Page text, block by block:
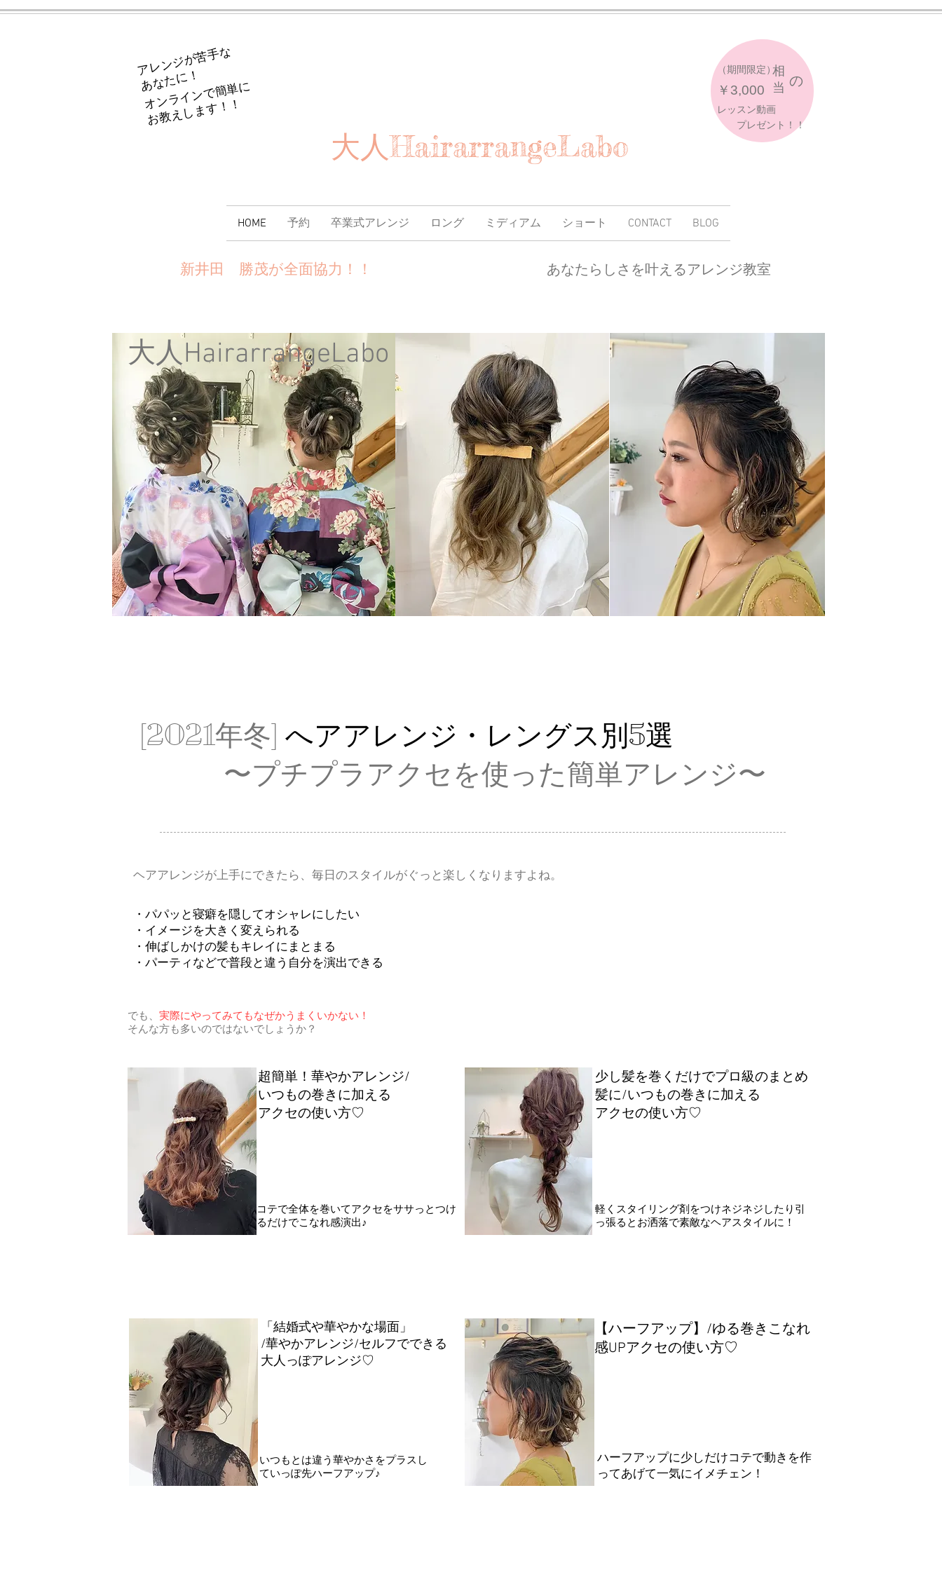
アレンジが苦手な
​あなたに！
オンラインで簡単に
​お教えします！！
大人HairarrangeLabo
​（期間限定）
​￥3,000
相
当 ​の
​レッスン動画
プレゼント！！
HOME 予約 卒業式アレンジ ロング ミディアム ショート CONTACT BLOG
​新井田 勝茂が全面協力！！ あなたらしさを叶えるアレンジ教室
​大人HairarrangeLabo
[2021年冬] へアアレンジ・レングス別5選
〜プチプラアクセを使った簡単アレンジ〜
ヘアアレンジが上手にできたら、毎日のスタイルがぐっと楽しくなりますよね。
・パパッと寝癖を隠してオシャレにしたい
・イメージを大きく変えられる
・伸ばしかけの髪もキレイにまとまる
・パーティなどで普段と違う自分を演出できる
でも、 実際にやってみてもなぜかうまくいかない！
そんな方も多いのではないでしょうか？
超簡単！華やかアレンジ/
いつもの巻きに加える
アクセの使い方♡
​コテで全体を巻いてアクセをササっとつけ
るだけでこなれ感演出♪
少し髪を巻くだけでプロ級のまとめ
髪に/いつもの巻きに加える
アクセの使い方♡
​軽くスタイリング剤をつけネジネジしたり引
っ張るとお洒落で素敵なヘアスタイルに！
「結婚式や華やかな場面」
/華やかアレンジ/セルフでできる
大人っぽアレンジ♡
​いつもとは違う華やかさをプラスし
ていっぽ先ハーフアップ♪
【ハーフアップ】/ゆる巻きこなれ
感UPアクセの使い方♡
​ハーフアップに少しだけコテで動きを作
ってあげて一気にイメチェン！